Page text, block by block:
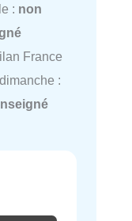
: non
France
: